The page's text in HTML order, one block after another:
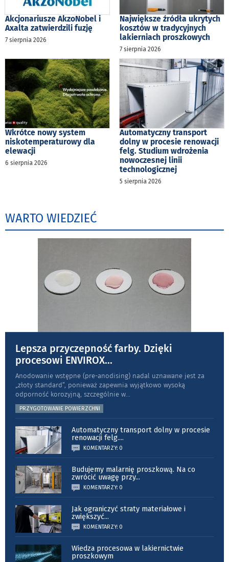
Akcjonariusze AkzoNobel i
Axalta zatwierdzili fuzję
7 sierpnia 2026
Największe źródła ukrytych
kosztów w tradycyjnych
lakierniach proszkowych
7 sierpnia 2026
Wkrótce nowy system
niskotemperaturowy dla
elewacji
6 sierpnia 2026
Automatyczny transport
dolny w procesie renowacji
felg. Studium wdrożenia
nowoczesnej linii
technologicznej
5 sierpnia 2026
WARTO WIEDZIEĆ
Lepsza przyczepność farby. Dzięki
procesowi ENVIROX...
Anodowanie wstępne (pre-anodising) nadal uznawane jest za
„złoty standard”, ponieważ zapewnia wyjątkowo wysoką
odporność koro­zyjną, szczególnie w
PRZYGOTOWANIE POWIERZCHNI
Automatyczny transport dolny w procesie
renowacji felg....
KOMENTARZY: 0
Budujemy malarnię proszkową. Na co
zwrócić uwagę przy...
KOMENTARZY: 0
Jak ograniczyć straty materiałowe i
zwiększyć...
KOMENTARZY: 0
Wiedza procesowa w lakiernictwie
proszkowym